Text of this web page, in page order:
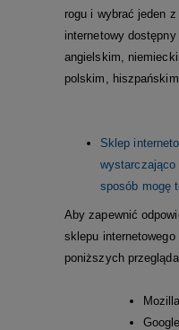
rogu i wybrać jeden
internetowy
angielskim,
polskim,
Sklep
wystarczająco
sposób mogę
Aby zapewnić
sklepu
poniższych